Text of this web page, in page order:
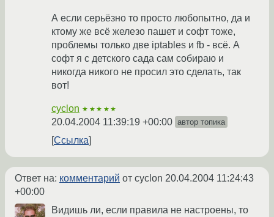
А если серьёзно то просто любопытно, да и
ктому же всё железо пашет и софт тоже,
проблемы только две iptables и fb - всё. А
софт я с детского сада сам собираю и
никогда никого не просил это сделать, так
вот!
cyclon ★★★★★
20.04.2004 11:39:19 +00:00 автор топика
Ссылка
Ответ на: комментарий от cyclon 20.04.2004 11:24:43
+00:00
Видишь ли, если правила не настроены, то